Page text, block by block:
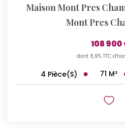
Maison Mont Pres
Mont Pres
108 900
dont 8,9% TTC
4 Pièce(s) 71 M²